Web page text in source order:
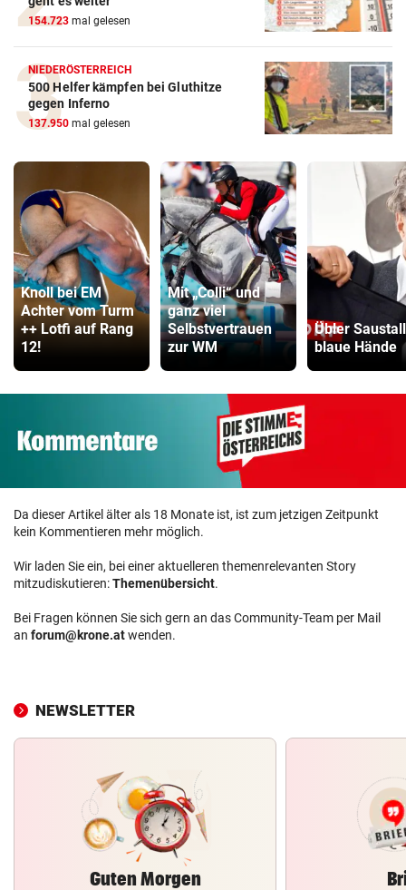
154.723 mal gelesen
NIEDERÖSTERREICH
500 Helfer kämpfen bei Gluthitze
gegen Inferno
137.950 mal gelesen
Knoll bei EM
Achter vom Turm
++ Lotfi auf Rang
12!
Mit „Colli“ und
ganz viel
Selbstvertrauen
zur WM
Übler
blaue Hände
Da dieser Artikel älter als 18 Monate ist, ist zum jetzigen Zeitpunkt
kein Kommentieren mehr möglich.
Wir laden Sie ein, bei einer aktuelleren themenrelevanten Story
mitzudiskutieren:Themenübersicht.
Bei Fragen können Sie sich gern an das Community-Team per Mail
an forum@krone.atwenden.
NEWSLETTER
Guten Morgen